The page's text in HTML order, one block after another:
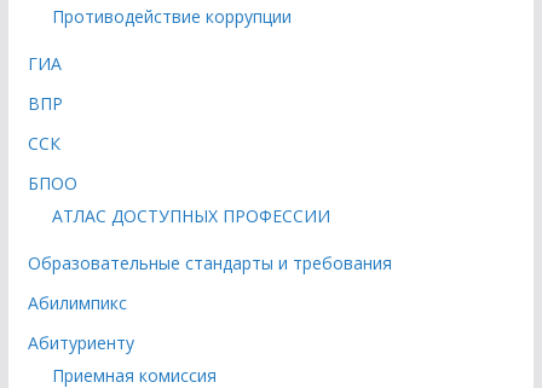
Противодействие коррупции
ГИА
ВПР
ССК
БПОО
АТЛАС ДОСТУПНЫХ ПРОФЕССИИ
Образовательные стандарты и требования
Абилимпикс
Абитуриенту
Приемная комиссия